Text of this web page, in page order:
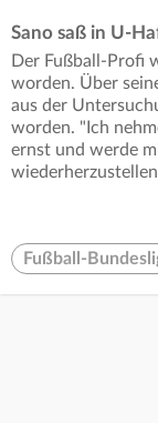
Sano saß in U-
Der Fußball-Profi
worden. Über
aus der
worden. "Ich
ernst und werde
Fußball-